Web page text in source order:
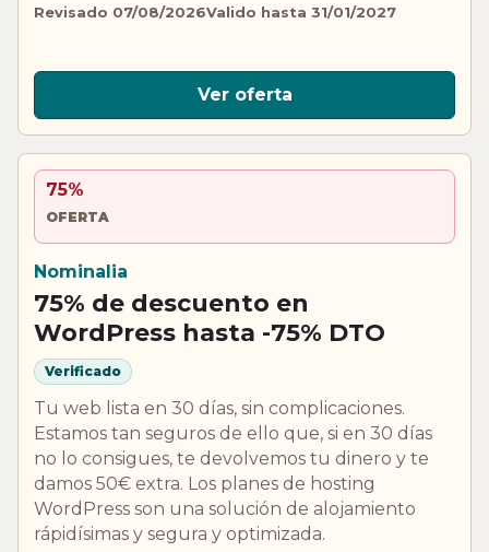
Revisado 07/08/2026Valido hasta 31/01/2027
Ver oferta
75%
OFERTA
Nominalia
75% de descuento en
WordPress hasta -75% DTO
Verificado
Tu web lista en 30 días, sin complicaciones.
Estamos tan seguros de ello que, si en 30 días
no lo consigues, te devolvemos tu dinero y te
damos 50€ extra. Los planes de hosting
WordPress son una solución de alojamiento
rápidísimas y segura y optimizada.